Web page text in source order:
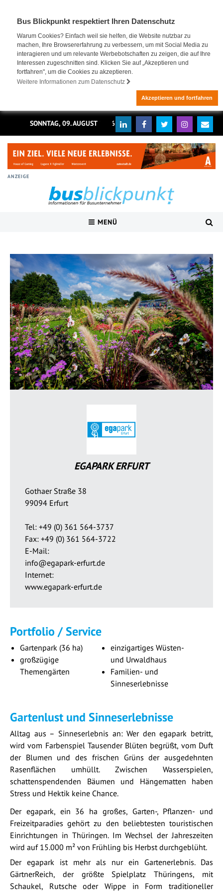
Bus Blickpunkt respektiert Ihren Datenschutz
Warum Cookies? Einfach weil sie helfen, die Website nutzbar zu
machen, Ihre Browsererfahrung zu verbessern, um mit Social Media zu
interagieren und um relevante Werbebotschaften zu zeigen, die auf Ihre
Interessen zugeschnitten sind. Klicken Sie auf „Akzeptieren und
fortfahren", um die Cookies zu akzeptieren.
Weitere Informationen zum Datenschutz
Akzeptieren und fortfahren
SONNTAG, 09. AUGUST 2026
ANZEIGE
MENÜ
EGAPARK ERFURT
Gothaer Straße 38
99094 Erfurt
Tel: +49 (0) 361 564-3737
Fax: +49 (0) 361 564-3722
E-Mail:
info@egapark-erfurt.de
Internet:
www.egapark-erfurt.de
Portfolio / Service
Gartenpark (36 ha)
großzügige
Themengärten
einzigartiges Wüsten-
und Urwaldhaus
Familien- und
Sinneserlebnisse
Gartenlust und Sinneserlebnisse
Alltag aus – Sinneserlebnis an: Wer den egapark betritt,
wird vom Farbenspiel Tausender Blüten begrüßt, vom Duft
der Blumen und des frischen Grüns der ausgedehnten
Rasenflächen umhüllt. Zwischen Wasserspielen,
schattenspendenden Bäumen und Hängematten haben
Stress und Hektik keine Chance.
Der egapark, ein 36 ha großes, Garten-, Pflanzen- und
Freizeitparadies gehört zu den beliebtesten touristischen
Einrichtungen in Thüringen. Im Wechsel der Jahreszeiten
wird auf 15.000 m² von Frühling bis Herbst durchgeblüht.
Der egapark ist mehr als nur ein Gartenerlebnis. Das
GärtnerReich, der größte Spielplatz Thüringens, mit
Schaukel, Rutsche oder Wippe in Form traditioneller